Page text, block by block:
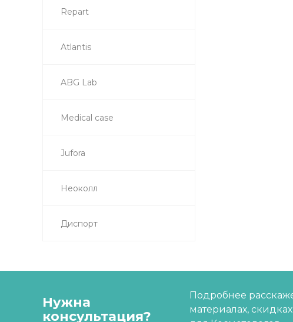
Repart
Atlantis
ABG Lab
Medical case
Jufora
Неоколл
Диспорт
Нужна
консультация?
Подробнее
материалах,